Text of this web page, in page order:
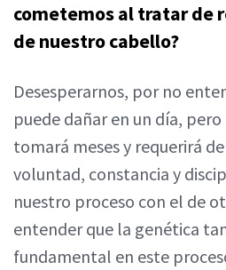
cometemos al tratar de
de nuestro cabello?
Desesperarnos, por no
puede dañar en un día,
tomará meses y requerirá
voluntad, constancia y
nuestro proceso con el de
entender que la genética
fundamental en este